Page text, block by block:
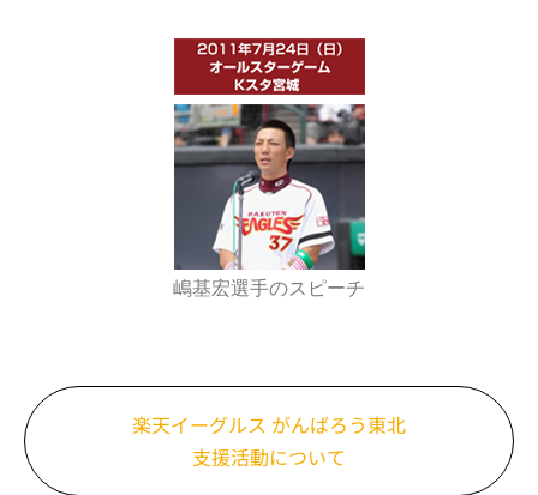
嶋基宏選手のスピーチ
楽天イーグルス がんばろう東北
支援活動について